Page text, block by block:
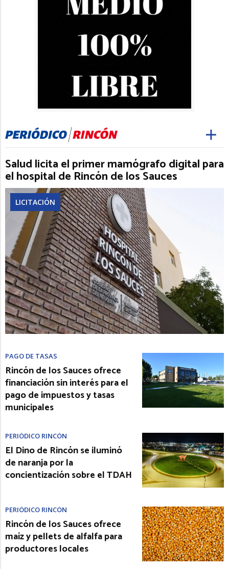
Salud licita el primer mamógrafo digital para
el hospital de Rincón de los Sauces
LICITACIÓN
PAGO DE TASAS
Rincón de los Sauces ofrece
financiación sin interés para el
pago de impuestos y tasas
municipales
PERIÓDICO RINCÓN
El Dino de Rincón se iluminó
de naranja por la
concientización sobre el TDAH
PERIÓDICO RINCÓN
Rincón de los Sauces ofrece
maíz y pellets de alfalfa para
productores locales